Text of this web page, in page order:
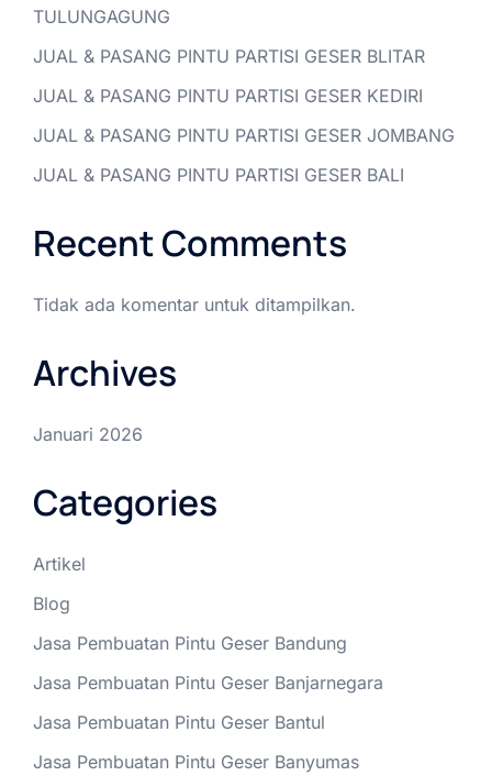
TULUNGAGUNG
JUAL & PASANG PINTU PARTISI GESER BLITAR
JUAL & PASANG PINTU PARTISI GESER KEDIRI
JUAL & PASANG PINTU PARTISI GESER JOMBANG
JUAL & PASANG PINTU PARTISI GESER BALI
Recent Comments
Tidak ada komentar untuk ditampilkan.
Archives
Januari 2026
Categories
Artikel
Blog
Jasa Pembuatan Pintu Geser Bandung
Jasa Pembuatan Pintu Geser Banjarnegara
Jasa Pembuatan Pintu Geser Bantul
Jasa Pembuatan Pintu Geser Banyumas